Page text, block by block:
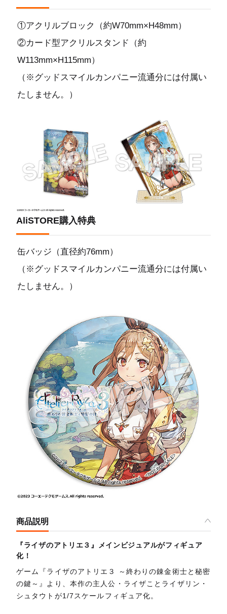
①アクリルブロック（約W70mm×H48mm）
②カード型アクリルスタンド（約
W113mm×H115mm）
（※グッドスマイルカンパニー流通分には付属い
たしません。）
AliSTORE購入特典
缶バッジ（直径約76mm）
（※グッドスマイルカンパニー流通分には付属い
たしません。）
商品説明
『ライザのアトリエ３』メインビジュアルがフィギュア
化！
ゲーム『ライザのアトリエ３ ～終わりの錬金術士と秘密
の鍵～』より、本作の主人公・ライザことライザリン・
シュタウトが1/7スケールフィギュア化。